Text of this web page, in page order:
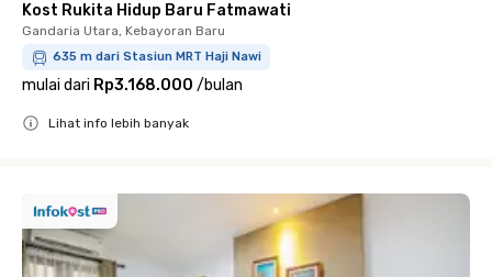
Kost Rukita Hidup Baru Fatmawati
Gandaria Utara, Kebayoran Baru
635 m dari Stasiun MRT Haji Nawi
mulai dari Rp3.168.000 /bulan
Lihat info lebih banyak